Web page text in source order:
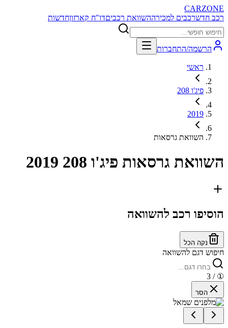
CARZONE
רכב חדשרכבים למכירההשוואת רכביםדו"ח קארזוןחדשות
הרשמה/התחברות
ראשי
פיג'ו 208
2019
השוואת גרסאות
השוואת גרסאות פיג'ו 208 2019
הוסיפו רכב להשוואה
נקה הכל
חיפוש דגם להשוואה
①
/ 3
הסר